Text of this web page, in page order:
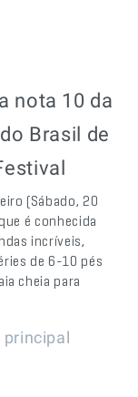
nota 10 da
Brasil de
(Sábado, 20
é conhecida
incríveis,
de 6-10 pés
cheia para
principal